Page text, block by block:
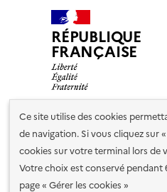
Ce site utilise des cookies
de navigation. Si vous cliquez sur
cookies sur votre terminal lors de
Votre choix est conservé
page « Gérer les cookies »
RÉPUBLIQUE
FRANÇAISE
Nos partenaires
Plan du site